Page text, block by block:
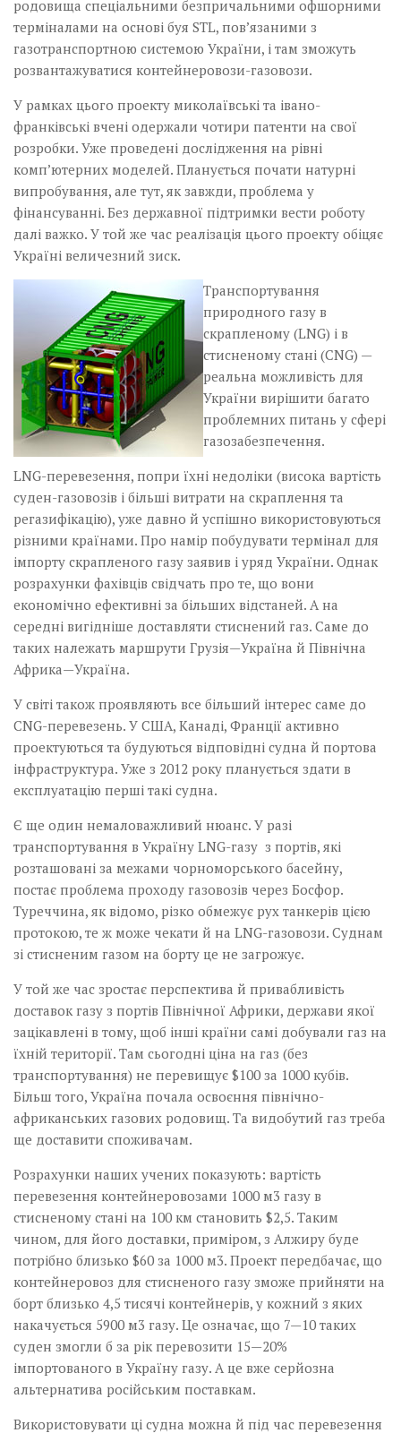
родовища спеціальними безпричальними офшорними
терміналами на основі буя STL, пов’язаними з
газотранспортною системою України, і там зможуть
розвантажуватися контейнеровози-газовози.
У рамках цього проекту миколаївські та івано-
франківські вчені одержали чотири патенти на свої
розробки. Уже проведені дослідження на рівні
комп’ютерних моделей. Планується почати натурні
випробування, але тут, як завжди, проблема у
фінансуванні. Без державної підтримки вести роботу
далі важко. У той же час реалізація цього проекту обіцяє
Україні величезний зиск.
Транспортування
природного газу в
скрапленому (LNG) і в
стисненому стані (CNG) —
реальна можливість для
України вирішити багато
проблемних питань у сфері
газозабезпечення.
LNG-перевезення, попри їхні недоліки (висока вартість
суден-газовозів і більші витрати на скраплення та
регази­фікацію), уже давно й успішно використовуються
різними країнами. Про намір побудувати термінал для
імпорту скрапленого газу заявив і уряд України. Однак
розрахунки фахівців свідчать про те, що вони
економічно ефективні за більших відстаней. А на
середні вигідніше доставляти стиснений газ. Саме до
таких належать маршрути Грузія—Україна й Північна
Африка—Україна.
У світі також проявляють все більший інтерес саме до
CNG-перевезень. ­У США, Канаді, Франції активно
проектуються та будуються відповідні судна й портова
інфраструктура. Уже з 2012 року планується здати в
експлуатацію перші такі судна.
Є ще один немаловажливий нюанс.­ У разі
транспортування в Україну LNG-газу з портів, які
розташовані за меж­а­ми чорноморського басейну,
постає проблема проходу газовозів через Босфор.
Туреччина, як відомо, різко обмежує рух танкерів цією
протокою, те ж може чекати й на LNG-газовози. Суднам
зі стисненим газом на борту це не загрожує.
У той же час зростає перспектива й привабливість
доставок газу з портів Північної Африки, держави якої
зацікавлені в тому, щоб інші країни самі добували газ на
їхній території. Там сьогодні­ ціна на газ (без
транспортування) не перевищує $100 за 1000 кубів.
Більш того, Україна почала освоєння північно­
африканських газових родовищ. Та видобутий газ треба
ще доставити споживачам.
Розрахунки наших учених показують: вартість
перевезення контейнеровозами 1000 м3 газу в
стисненому стані на 100 км становить $2,5. Таким
чином, для його доставки, приміром, з Алжиру буде
потрібно близько $60 за 1000 м3. Проект передбачає, що
контейнеровоз для стисненого газу зможе прийняти на
борт близько 4,5 тисячі контейнерів, у кожний з яких
накачується 5900 м3 газу. Це означає, що 7—10 таких
суден змогли б за рік перевозити 15—20%
імпортованого в Україну газу. А це вже серйозна
альтернатива російським поставкам.
Використовувати ці судна можна й під час перевезення